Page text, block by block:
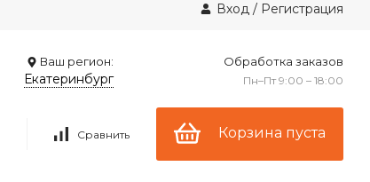
Вход / Регистрация
Ваш регион:
Екатеринбург
Обработка заказов
Пн–Пт 9:00 – 18:00
Сравнить Корзина пуста